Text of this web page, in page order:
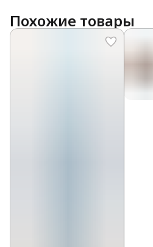
Похожие товары